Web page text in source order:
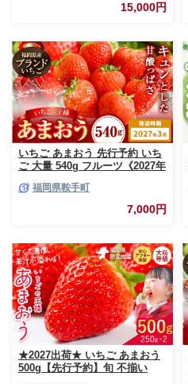
15,000円
いちご あまおう 先行予約 いち
ご 大量 540g フルーツ《2027年
だもの 果物 福岡県 鞍手町【配
福岡県鞍手町
7,000円
★2027出荷★ いちご あまおう
500g【先行予約】旬 不揃い